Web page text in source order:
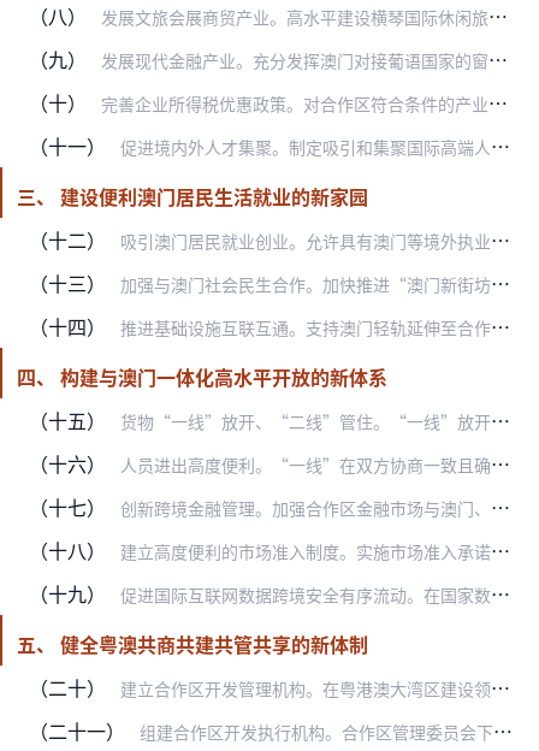
（八） 发展文旅会展商贸产业。高水平建设横琴国际休闲旅游岛，支持澳门世界旅游休闲中心建设，在合作区大力发展休闲度假、会议展览、体育赛事观光等旅游产业和休闲养生、康复医疗…
（九） 发展现代金融产业。充分发挥澳门对接葡语国家的窗口作用，支持合作区打造中国—葡语国家金融服务平台。鼓励社会资本按照市场化原则设立多币种创业投资基金、私募股权投资基…
（十） 完善企业所得税优惠政策。对合作区符合条件的产业企业减按15%的税率征收企业所得税，将有利于澳门经济适度多元发展的产业全部纳入政策范围。对企业符合条件的资本性支出…
（十一） 促进境内外人才集聚。制定吸引和集聚国际高端人才的政策措施，大力吸引“高精尖缺”人才，对符合条件的国际高端人才给予进出合作区高度便利，为高端人才在合作区发展提供更…
三、 建设便利澳门居民生活就业的新家园
（十二）
吸引澳门居民就业创业。允许具有澳门等境外执业资格的金融、建筑、规划、设计等领域专业人才，在符合行业监管要求条件下，经备案后在合作区提供服务，其境外从业经历可视同…
（十三） 加强与澳门社会民生合作。加快推进“澳门新街坊”建设，对接澳门教育、医疗、社会服务等民生公共服务和社会保障体系，有效拓展澳门居民优质生活空间。推动全面放开澳门机动…
（十四） 推进基础设施互联互通。支持澳门轻轨延伸至合作区与珠海城市轨道线网联通，融入内地轨道交通网。加快推动合作区连通周边区域的通道建设，有序推进广州至珠海（澳门）高铁、…
四、 构建与澳门一体化高水平开放的新体系
（十五）
货物“一线”放开、“二线”管住。“一线”放开方面，对合作区与澳门之间经“一线”进出的货物（过境合作区货物除外）继续实施备案管理，进一步简化申报程序和要素。研究调…
（十六） 人员进出高度便利。“一线”在双方协商一致且确保安全基础上，积极推行合作查验、一次放行通关模式，不断提升通关便利化水平，严格实施卫生检疫和出入境边防检查，对出入境…
（十七） 创新跨境金融管理。加强合作区金融市场与澳门、香港离岸金融市场的联动，探索构建电子围网系统，推动合作区金融市场率先高度开放。按照国家统筹规划、服务实体、风险可控、…
（十八） 建立高度便利的市场准入制度。实施市场准入承诺即入制，严格落实“非禁即入”，在“管得住”前提下，对具有强制性标准的领域，原则上取消许可和审批，建立健全备案制度，市…
（十九） 促进国际互联网数据跨境安全有序流动。在国家数据跨境传输安全管理制度框架下，开展数据跨境传输安全管理试点，研究建设固网接入国际互联网的绿色通道，探索形成既能便利数…
五、 健全粤澳共商共建共管共享的新体制
（二十）
建立合作区开发管理机构。在粤港澳大湾区建设领导小组领导下，粤澳双方联合组建合作区管理委员会，在职权范围内统筹决定合作区的重大规划、重大政策、重大项目和重要人事任…
（二十一） 组建合作区开发执行机构。合作区管理委员会下设执行委员会，履行合作区的国际推介、招商引资、产业导入、土地开发、项目建设、民生管理等职能。执行委员会主要负责人由澳门…